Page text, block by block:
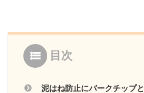
目次
泥はね防止にバークチップ